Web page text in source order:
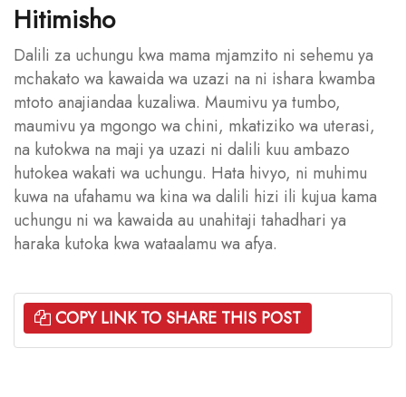
Hitimisho
Dalili za uchungu kwa mama mjamzito ni sehemu ya
mchakato wa kawaida wa uzazi na ni ishara kwamba
mtoto anajiandaa kuzaliwa. Maumivu ya tumbo,
maumivu ya mgongo wa chini, mkatiziko wa uterasi,
na kutokwa na maji ya uzazi ni dalili kuu ambazo
hutokea wakati wa uchungu. Hata hivyo, ni muhimu
kuwa na ufahamu wa kina wa dalili hizi ili kujua kama
uchungu ni wa kawaida au unahitaji tahadhari ya
haraka kutoka kwa wataalamu wa afya.
COPY LINK TO SHARE THIS POST